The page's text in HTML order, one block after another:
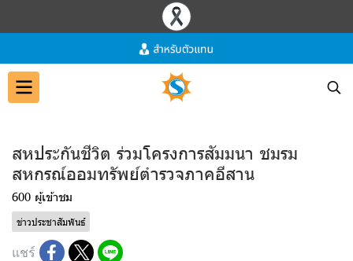
สหประกันชีวิต ร่วมโครงการสัมมนา ชมรม
สหกรณ์ออมทรัพย์ตำรวจภาคอีสาน
600 ผู้เข้าชม
ข่าวประชาสัมพันธ์
แชร์